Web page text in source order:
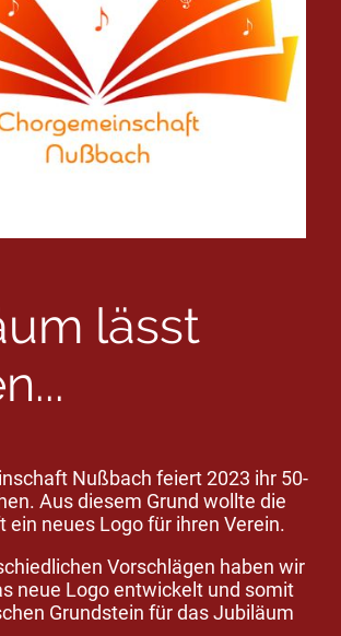
lässt
Nußbach feiert 2023 ihr 50-
Aus diesem Grund wollte die
ein neues Logo für ihren Verein.
Vorschlägen haben wir
neue Logo entwickelt und somit
Grundstein für das Jubiläum